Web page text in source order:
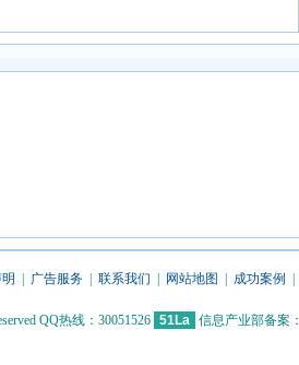
| 广告服务 | 联系我们 | 网站地图 | 成功案例 |
QQ热线：30051526 51La 信息产业部备案：